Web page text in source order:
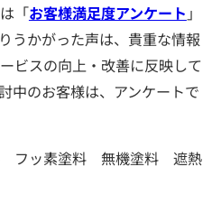
「お客様満足度アンケート 」
うかがった声は、貴重な情報
ビスの向上・改善に反映して
中のお客様は、アンケートで
フッ素塗料 無機塗料 遮熱